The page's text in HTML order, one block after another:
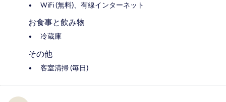
WiFi (無料)、有線インターネット
お食事と飲み物
冷蔵庫
その他
客室清掃 (毎日)